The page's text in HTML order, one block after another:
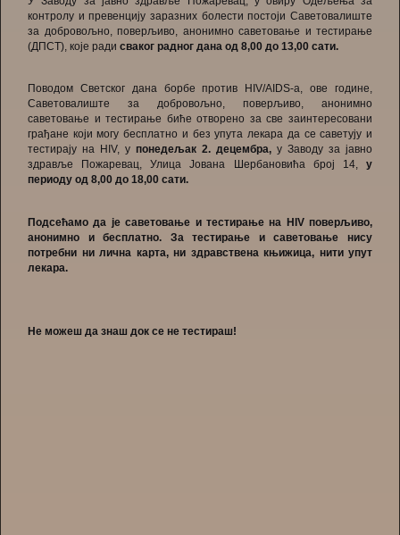
контролу и превенцију заразних болести постоји Саветовалиште
за добровољно, поверљиво, анонимно саветовање и тестирање
(ДПСТ), које ради сваког радног дана од 8,00 до 13,00 сати.
Поводом Светског дана борбе против HIV/AIDS-а, ове године,
Саветовалиште за добровољно, поверљиво, анонимно
саветовање и тестирање биће отворено за све заинтересовани
грађане који могу бесплатно и без упута лекара да се саветују и
тестирају на HIV, у понедељак 2. децембра, у Заводу за јавно
здравље Пожаревац, Улица Јована Шербановића број 14, у
периоду од 8,00 до 18,00 сати.
Подсећамо да је саветовање и тестирање на HIVповерљиво,
анонимно и бесплатно. За тестирање и саветовање нису
потребни ни лична карта, ни здравствена књижица, нити упут
лекара.
Не можеш да знаш док се не тестираш!